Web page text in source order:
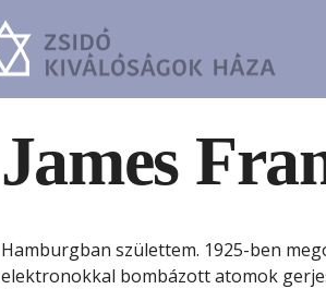
James
Hamburgban születtem. 1925-ben
elektronokkal bombázott atomok